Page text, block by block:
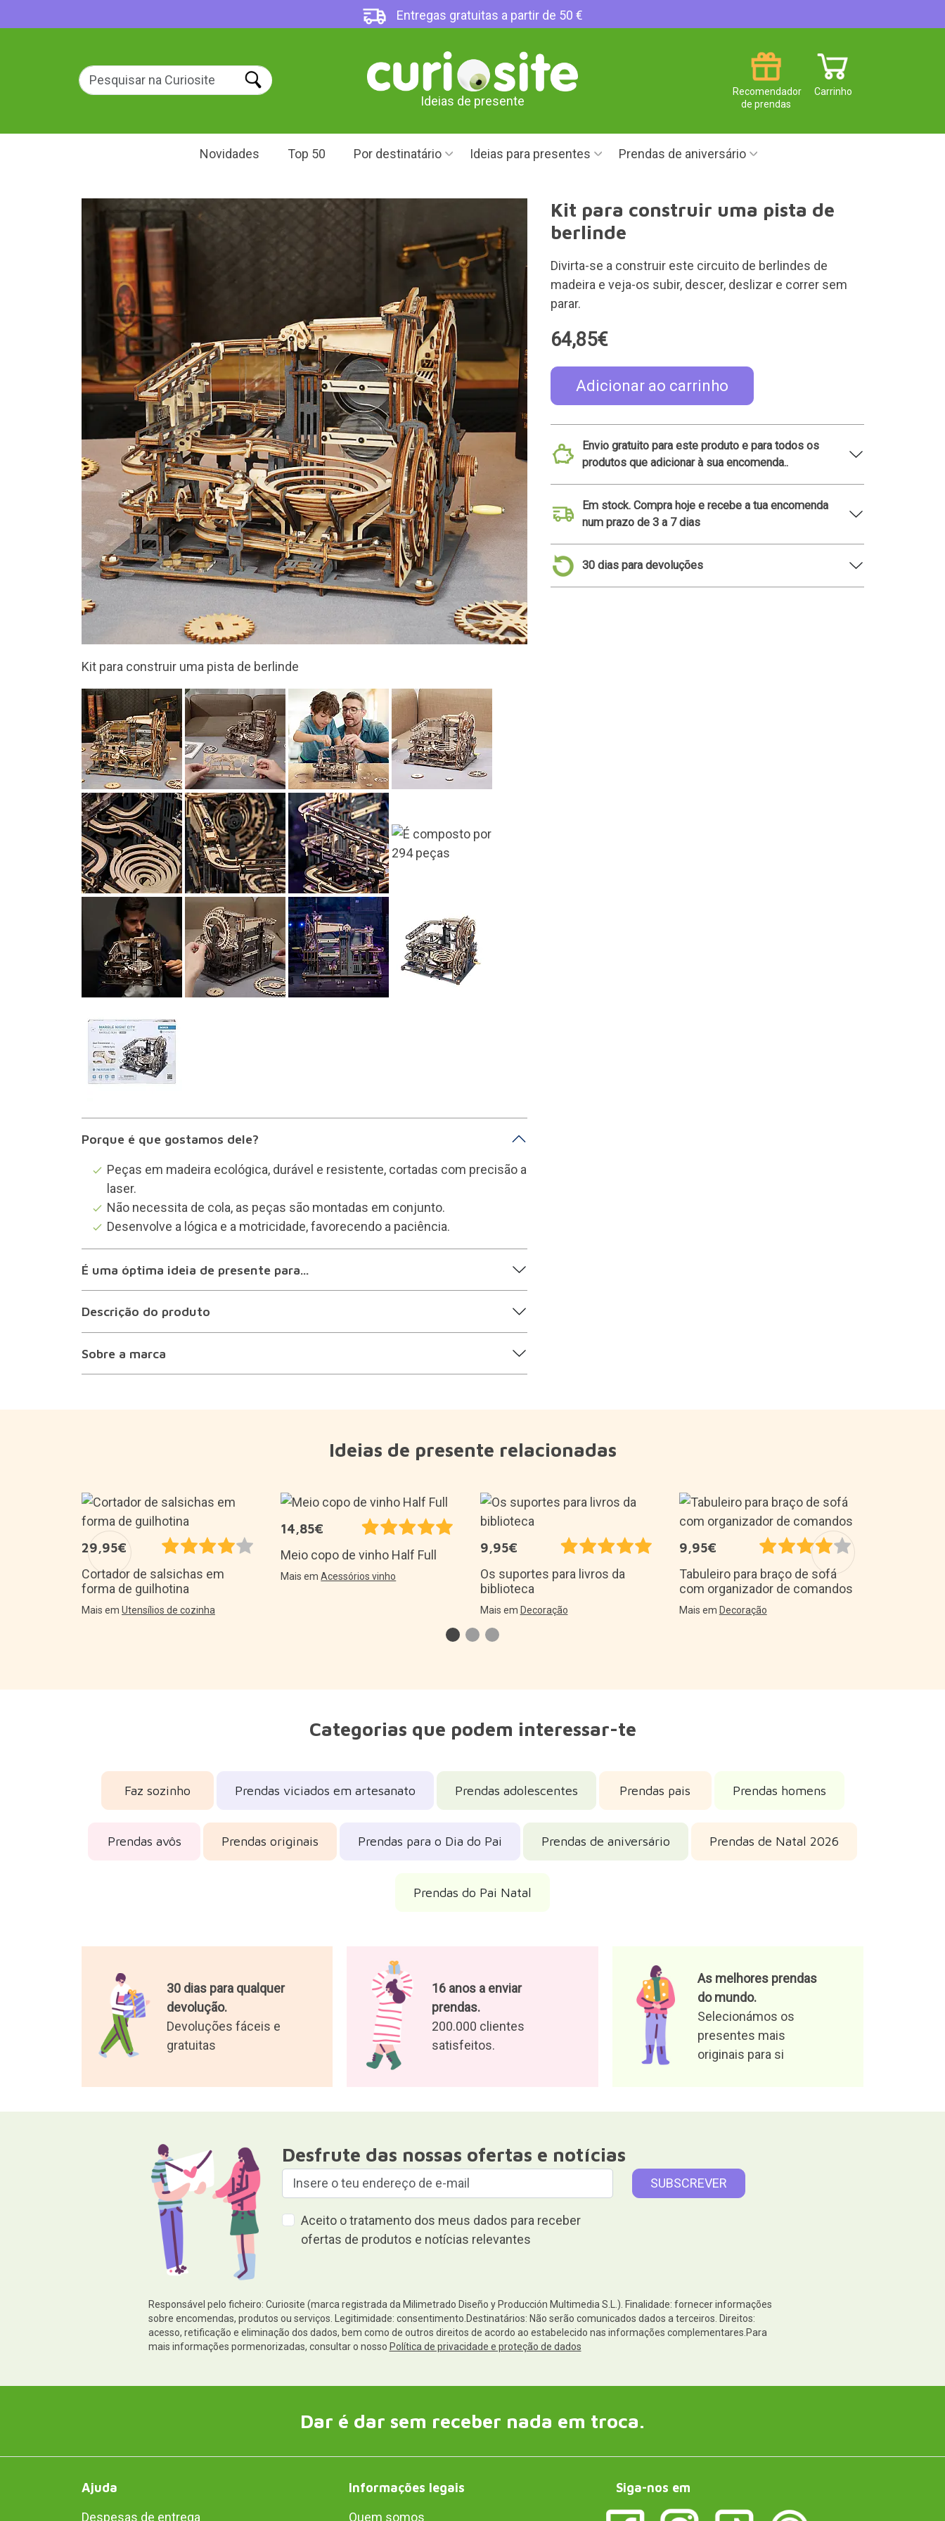
Entregas gratuitas a partir de 50 €
Ideias de presente
Carrinho
Recomendador
de prendas
Novidades Top 50 Por destinatário Ideias para presentes Prendas de aniversário
Inclui tudo o que é necessário
Kit para construir uma pista de
berlinde
Divirta-se a construir este circuito de berlindes de
madeira e veja-os subir, descer, deslizar e correr sem
parar.
64,85€
Adicionar ao carrinho
Envio gratuito para este produto e para todos os
produtos que adicionar à sua encomenda..
Em stock. Compra hoje e recebe a tua encomenda
num prazo de 3 a 7 dias
30 dias para devoluções
Porque é que gostamos dele?
Peças em madeira ecológica, durável e resistente, cortadas com precisão a
laser.
Não necessita de cola, as peças são montadas em conjunto.
Desenvolve a lógica e a motricidade, favorecendo a paciência.
É uma óptima ideia de presente para...
Descrição do produto
Sobre a marca
Ideias de presente relacionadas
29,95€
Cortador de salsichas em
forma de guilhotina
Mais em Utensílios de cozinha
14,85€
Meio copo de vinho Half Full
Mais emAcessórios vinho
9,95€
Os suportes para livros da
biblioteca
Mais em Decoração
9,95€
Tabuleiro para braço de sofá
com organizador de comandos
Mais em Decoração
Categorias que podem interessar-te
Faz sozinho Prendas viciados em artesanato Prendas adolescentes Prendas pais Prendas homens
Prendas avôs Prendas originais Prendas para o Dia do Pai Prendas de aniversário Prendas de Natal 2026
Prendas do Pai Natal
30 dias para qualquer
devolução.
Devoluções fáceis e
gratuitas
16 anos a enviar
prendas.
200.000 clientes
satisfeitos.
As melhores prendas
do mundo.
Selecionámos os
presentes mais
originais para si
Desfrute das nossas ofertas e notícias
Aceito o tratamento dos meus dados para receber
ofertas de produtos e notícias relevantes
Responsável pelo ficheiro: Curiosite (marca registrada da Milimetrado Diseño y Producción Multimedia S.L.). Finalidade: fornecer informações
sobre encomendas, produtos ou serviços. Legitimidade: consentimento.Destinatários: Não serão comunicados dados a terceiros. Direitos:
acesso, retificação e eliminação dos dados, bem como de outros direitos de acordo ao estabelecido nas informações complementares.Para
mais informações pormenorizadas, consultar o nosso Política de privacidade e proteção de dados
Dar é dar sem receber nada em troca.
Ajuda
Despesas de entrega
Informações legais
Quem somos
Siga-nos em